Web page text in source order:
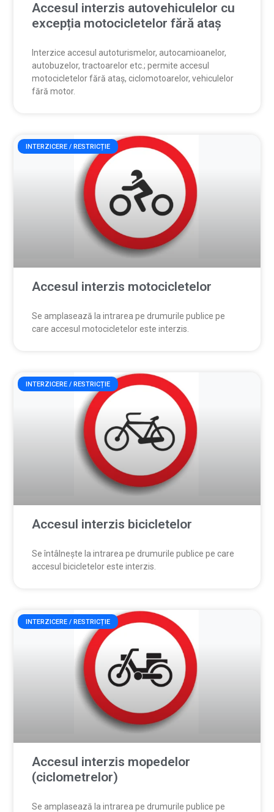
Accesul interzis autovehiculelor cu
excepția motocicletelor fără ataș
Interzice accesul autoturismelor, autocamioanelor,
autobuzelor, tractoarelor etc.; permite accesul
motocicletelor fără ataș, ciclomotoarelor, vehiculelor
fără motor.
INTERZICERE / RESTRICȚIE
Accesul interzis motocicletelor
Se amplasează la intrarea pe drumurile publice pe
care accesul motocicletelor este interzis.
INTERZICERE / RESTRICȚIE
Accesul interzis bicicletelor
Se întâlnește la intrarea pe drumurile publice pe care
accesul bicicletelor este interzis.
INTERZICERE / RESTRICȚIE
Accesul interzis mopedelor
(ciclometrelor)
Se amplasează la intrarea pe drumurile publice pe